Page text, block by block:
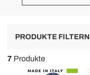
PRODUKTE FILTERN
7 Produkte